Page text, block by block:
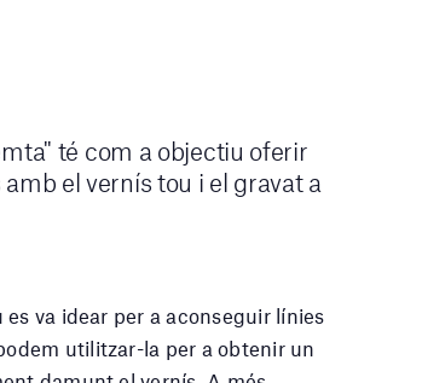
té com a objectiu oferir
el vernís tou i el gravat a
va idear per a aconseguir línies
utilitzar-la per a obtenir un